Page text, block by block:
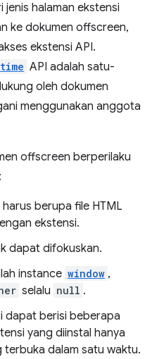
halaman ekstensi
ke dokumen offscreen,
ekstensi API.
API adalah satu-
oleh dokumen
menggunakan anggota
offscreen berperilaku
berupa file HTML
ekstensi.
dapat difokuskan.
instance window ,
selalu null .
dapat berisi beberapa
yang diinstal hanya
terbuka dalam satu waktu.